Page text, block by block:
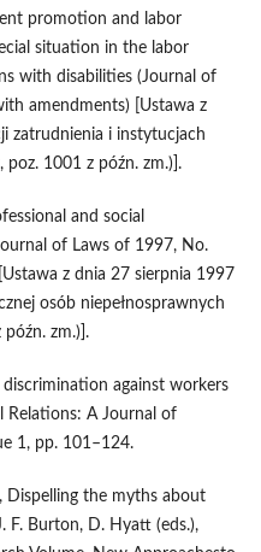
promotion and labor
situation in the labor
with disabilities (Journal of
amendments) [Ustawa z
zatrudnienia i instytucjach
1001 z późn. zm.)].
and social
of Laws of 1997, No.
z dnia 27 sierpnia 1997
osób niepełnosprawnych
zm.)].
discrimination against workers
Relations: A Journal of
1, pp. 101–124.
Dispelling the myths about
F. Burton, D. Hyatt (eds.),